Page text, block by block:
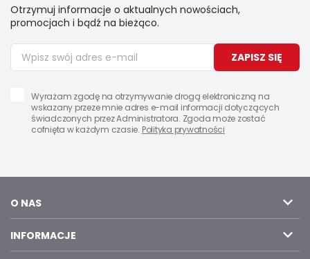
Otrzymuj informacje o aktualnych nowościach,
promocjach i bądź na bieżąco.
ZAPISZ SIĘ
Wyrażam zgodę na otrzymywanie drogą elektroniczną na
wskazany przeze mnie adres e-mail informacji dotyczących
świadczonych przez Administratora. Zgoda może zostać
cofnięta w każdym czasie. Polityka prywatności
O NAS
INFORMACJE